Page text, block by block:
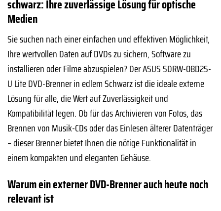
schwarz: Ihre zuverlässige Lösung für optische
Medien
Sie suchen nach einer einfachen und effektiven Möglichkeit,
Ihre wertvollen Daten auf DVDs zu sichern, Software zu
installieren oder Filme abzuspielen? Der ASUS SDRW-08D2S-
U Lite DVD-Brenner in edlem Schwarz ist die ideale externe
Lösung für alle, die Wert auf Zuverlässigkeit und
Kompatibilität legen. Ob für das Archivieren von Fotos, das
Brennen von Musik-CDs oder das Einlesen älterer Datenträger
– dieser Brenner bietet Ihnen die nötige Funktionalität in
einem kompakten und eleganten Gehäuse.
Warum ein externer DVD-Brenner auch heute noch
relevant ist